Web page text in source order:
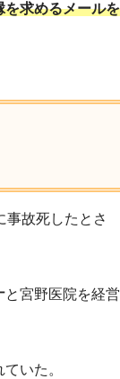
を求めるメールを
事故死したとさ
と宮野医院を経営
いた。